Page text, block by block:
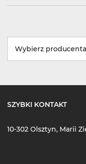
Wybierz producenta
SZYBKI KONTAKT
10-302 Olsztyn, Marii